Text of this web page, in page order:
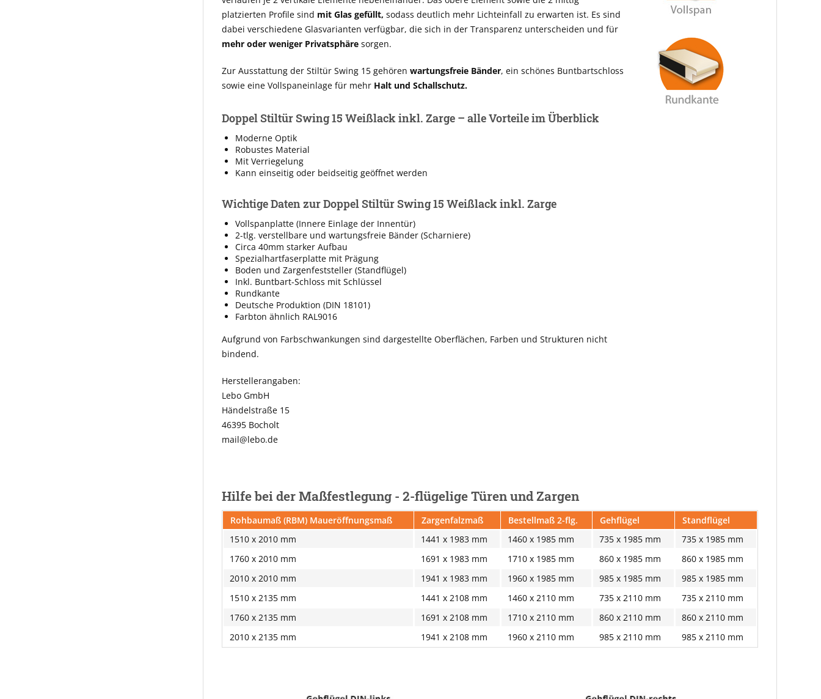
platzierten Profile sind mit Glas gefüllt, sodass deutlich mehr Lichteinfall zu erwarten ist. Es sind
dabei verschiedene Glasvarianten verfügbar, die sich in der Transparenz unterscheiden und für
mehr oder weniger Privatsphäre sorgen.
Zur Ausstattung der Stiltür Swing 15 gehören wartungsfreie Bänder, ein schönes Buntbartschloss
sowie eine Vollspaneinlage für mehr Halt und Schallschutz.
Doppel Stiltür Swing 15 Weißlack inkl. Zarge – alle Vorteile im Überblick
Moderne Optik
Robustes Material
Mit Verriegelung
Kann einseitig oder beidseitig geöffnet werden
Wichtige Daten zur Doppel Stiltür Swing 15 Weißlack inkl. Zarge
Vollspanplatte (Innere Einlage der Innentür)
2-tlg. verstellbare und wartungsfreie Bänder (Scharniere)
Circa 40mm starker Aufbau
Spezialhartfaserplatte mit Prägung
Boden und Zargenfeststeller (Standflügel)
Inkl. Buntbart-Schloss mit Schlüssel
Rundkante
Deutsche Produktion (DIN 18101)
Farbton ähnlich RAL9016
Aufgrund von Farbschwankungen sind dargestellte Oberflächen, Farben und Strukturen nicht
bindend.
Herstellerangaben:
Lebo GmbH
Händelstraße 15
46395 Bocholt
mail@lebo.de
Hilfe bei der Maßfestlegung - 2-flügelige Türen und Zargen
Rohbaumaß (RBM) Maueröffnungsmaß Zargenfalzmaß Bestellmaß 2-flg. Gehflügel
Standflügel
1510 x 2010 mm
1441 x 1983 mm 1460 x 1985 mm 735 x 1985 mm
735 x 1985 mm
1760 x 2010 mm
1691 x 1983 mm 1710 x 1985 mm 860 x 1985 mm
860 x 1985 mm
2010 x 2010 mm
1941 x 1983 mm 1960 x 1985 mm 985 x 1985 mm
985 x 1985 mm
1510 x 2135 mm
1441 x 2108 mm 1460 x 2110 mm 735 x 2110 mm
735 x 2110 mm
1760 x 2135 mm
1691 x 2108 mm 1710 x 2110 mm 860 x 2110 mm
860 x 2110 mm
2010 x 2135 mm
1941 x 2108 mm 1960 x 2110 mm 985 x 2110 mm 985 x 2110 mm